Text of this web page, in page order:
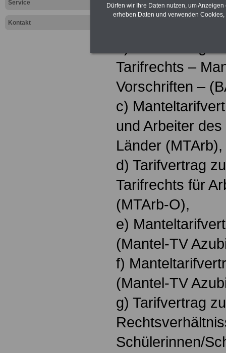
Service
Kontakt
a) Bundes-
Tarifrechts –
Vorschriften –
c)
und Arbeiter
Länder (MTArb),
d) Tarifvertrag
Tarifrechts für
(MTArb-O),
e)
(Mantel-TV
f)
(Mantel-TV
g) Tarifvertrag
Schülerinnen/
Dürfen wir Ihre Daten nutzen, um
erheben Daten und verwenden